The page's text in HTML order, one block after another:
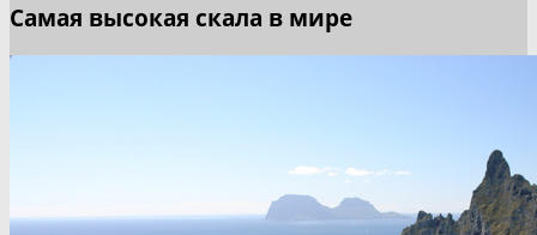
Самая высокая скала в мире